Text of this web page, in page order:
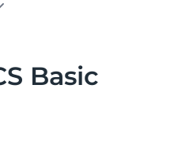
Messages
Basic